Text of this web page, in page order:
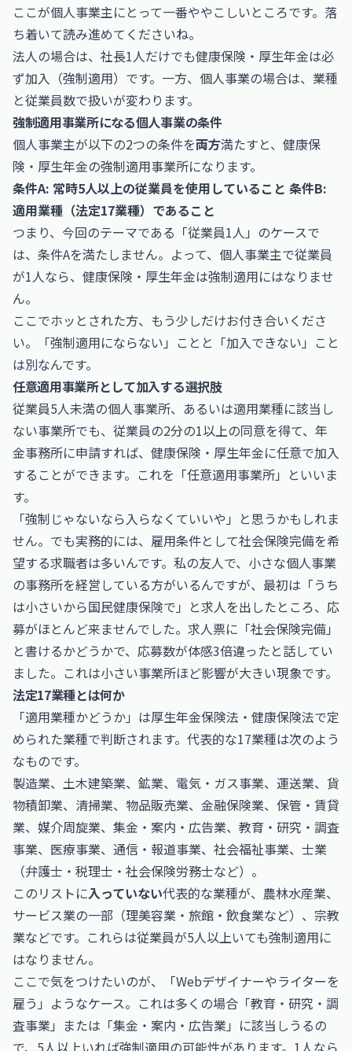
ここが個人事業主にとって一番ややこしいところです。落
ち着いて読み進めてくださいね。
法人の場合は、社長1人だけでも健康保険・厚生年金は必
ず加入（強制適用）です。一方、個人事業の場合は、業種
と従業員数で扱いが変わります。
強制適用事業所になる個人事業の条件
個人事業主が以下の2つの条件を両方満たすと、健康保
険・厚生年金の強制適用事業所になります。
条件A: 常時5人以上の従業員を使用していること 条件B:
適用業種（法定17業種）であること
つまり、今回のテーマである「従業員1人」のケースで
は、条件Aを満たしません。よって、個人事業主で従業員
が1人なら、健康保険・厚生年金は強制適用にはなりませ
ん。
ここでホッとされた方、もう少しだけお付き合いくださ
い。「強制適用にならない」ことと「加入できない」こと
は別なんです。
任意適用事業所として加入する選択肢
従業員5人未満の個人事業所、あるいは適用業種に該当し
ない事業所でも、従業員の2分の1以上の同意を得て、年
金事務所に申請すれば、健康保険・厚生年金に任意で加入
することができます。これを「任意適用事業所」といいま
す。
「強制じゃないなら入らなくていいや」と思うかもしれま
せん。でも実務的には、雇用条件として社会保険完備を希
望する求職者は多いんです。私の友人で、小さな個人事業
の事務所を経営している方がいるんですが、最初は「うち
は小さいから国民健康保険で」と求人を出したところ、応
募がほとんど来ませんでした。求人票に「社会保険完備」
と書けるかどうかで、応募数が体感3倍違ったと話してい
ました。これは小さい事業所ほど影響が大きい現象です。
法定17業種とは何か
「適用業種かどうか」は厚生年金保険法・健康保険法で定
められた業種で判断されます。代表的な17業種は次のよう
なものです。
製造業、土木建築業、鉱業、電気・ガス事業、運送業、貨
物積卸業、清掃業、物品販売業、金融保険業、保管・賃貸
業、媒介周旋業、集金・案内・広告業、教育・研究・調査
事業、医療事業、通信・報道事業、社会福祉事業、士業
（弁護士・税理士・社会保険労務士など）。
このリストに入っていない代表的な業種が、農林水産業、
サービス業の一部（理美容業・旅館・飲食業など）、宗教
業などです。これらは従業員が5人以上いても強制適用に
はなりません。
ここで気をつけたいのが、「Webデザイナーやライターを
雇う」ようなケース。これは多くの場合「教育・研究・調
査事業」または「集金・案内・広告業」に該当しうるの
で、5人以上いれば強制適用の可能性があります。1人なら